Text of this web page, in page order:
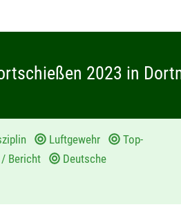
2023 in
Luftgewehr
Top-
Bericht
Deutsche